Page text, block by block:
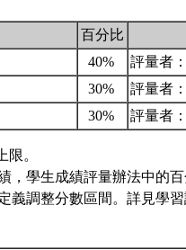
百分比
40%
評量者
30%
評量者
30% 評量者
。
，學生成績評量辦法中的
義調整分數區間。詳見學